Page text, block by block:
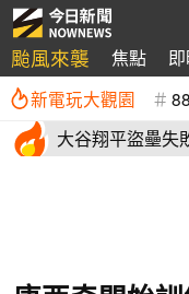
颱風來襲 焦點
新電玩大觀園
大谷翔平盜壘失